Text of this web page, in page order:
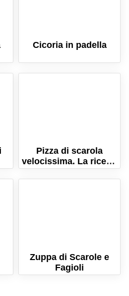
Cicoria in padella
Pizza di scarola
velocissima. La ricetta
furba per farla in pochi
minuti!
Zuppa di Scarole e
Fagioli